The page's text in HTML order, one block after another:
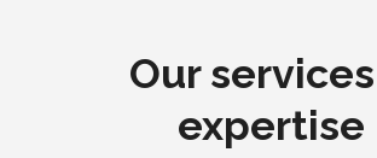
Our
expertise